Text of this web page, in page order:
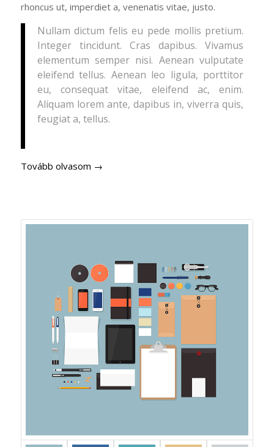
rhoncus ut, imperdiet a, venenatis vitae, justo.
Nullam dictum felis eu pede mollis pretium.
Integer tincidunt. Cras dapibus. Vivamus
elementum semper nisi. Aenean vulputate
eleifend tellus. Aenean leo ligula, porttitor
eu, consequat vitae, eleifend ac, enim.
Aliquam lorem ante, dapibus in, viverra quis,
feugiat a, tellus.
Tovább olvasom →